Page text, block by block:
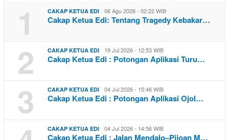
1 CAKAP KETUA EDI 06 Agu 2026 - 02:22 WIB
Cakap Ketua Edi: Tentang Tragedy Kebakar…
2 CAKAP KETUA EDI 19 Jul 2026 - 12:53 WIB
Cakap Ketua Edi : Potongan Aplikasi Turu…
3 CAKAP KETUA EDI 04 Jul 2026 - 15:46 WIB
Cakap Ketua Edi : Potongan Aplikasi Ojol…
CAKAP KETUA EDI 04 Jul 2026 - 14:56 WIB
Cakap Ketua Edi : Jalan Mendalo–Pijoan M…